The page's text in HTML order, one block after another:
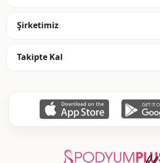
Şirketimiz
Takipte Kal